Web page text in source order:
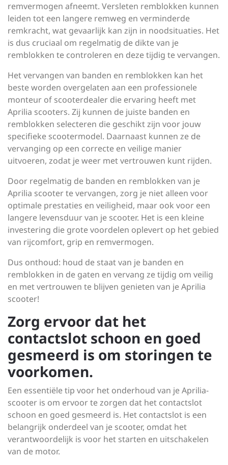
remvermogen afneemt. Versleten remblokken kunnen
leiden tot een langere remweg en verminderde
remkracht, wat gevaarlijk kan zijn in noodsituaties. Het
is dus cruciaal om regelmatig de dikte van je
remblokken te controleren en deze tijdig te vervangen.
Het vervangen van banden en remblokken kan het
beste worden overgelaten aan een professionele
monteur of scooterdealer die ervaring heeft met
Aprilia scooters. Zij kunnen de juiste banden en
remblokken selecteren die geschikt zijn voor jouw
specifieke scootermodel. Daarnaast kunnen ze de
vervanging op een correcte en veilige manier
uitvoeren, zodat je weer met vertrouwen kunt rijden.
Door regelmatig de banden en remblokken van je
Aprilia scooter te vervangen, zorg je niet alleen voor
optimale prestaties en veiligheid, maar ook voor een
langere levensduur van je scooter. Het is een kleine
investering die grote voordelen oplevert op het gebied
van rijcomfort, grip en remvermogen.
Dus onthoud: houd de staat van je banden en
remblokken in de gaten en vervang ze tijdig om veilig
en met vertrouwen te blijven genieten van je Aprilia
scooter!
Zorg ervoor dat het
contactslot schoon en goed
gesmeerd is om storingen te
voorkomen.
Een essentiële tip voor het onderhoud van je Aprilia-
scooter is om ervoor te zorgen dat het contactslot
schoon en goed gesmeerd is. Het contactslot is een
belangrijk onderdeel van je scooter, omdat het
verantwoordelijk is voor het starten en uitschakelen
van de motor.